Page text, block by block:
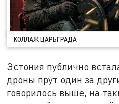
КОЛЛАЖ ЦАРЬГРАДА
Эстония публично
дроны прут один за
говорилось выше, на